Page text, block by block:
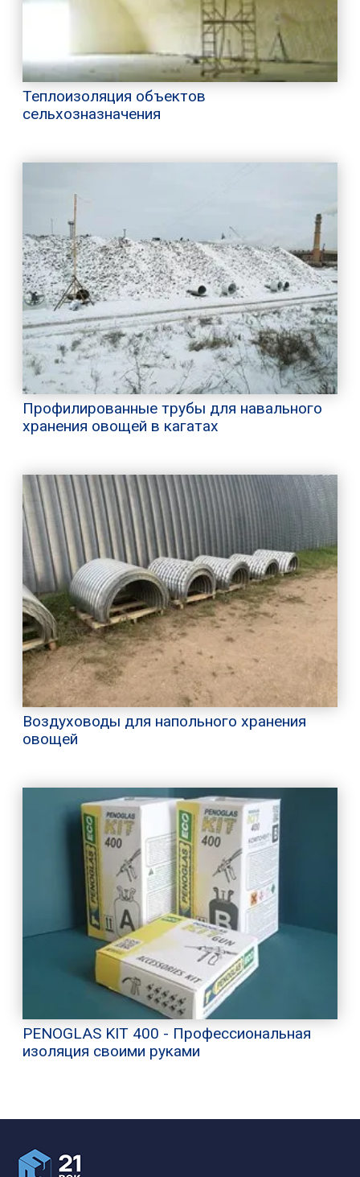
Теплоизоляция объектов
сельхозназначения
Профилированные трубы для навального
хранения овощей в кагатах
Воздуховоды для напольного хранения
овощей
PENOGLAS KIT 400 - Профессиональная
изоляция своими руками